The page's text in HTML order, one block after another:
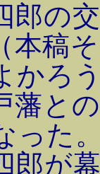
郎の
本稿
かろ
藩と
った
郎が